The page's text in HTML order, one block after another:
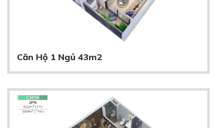
Căn Hộ 1 Ngủ 43m2